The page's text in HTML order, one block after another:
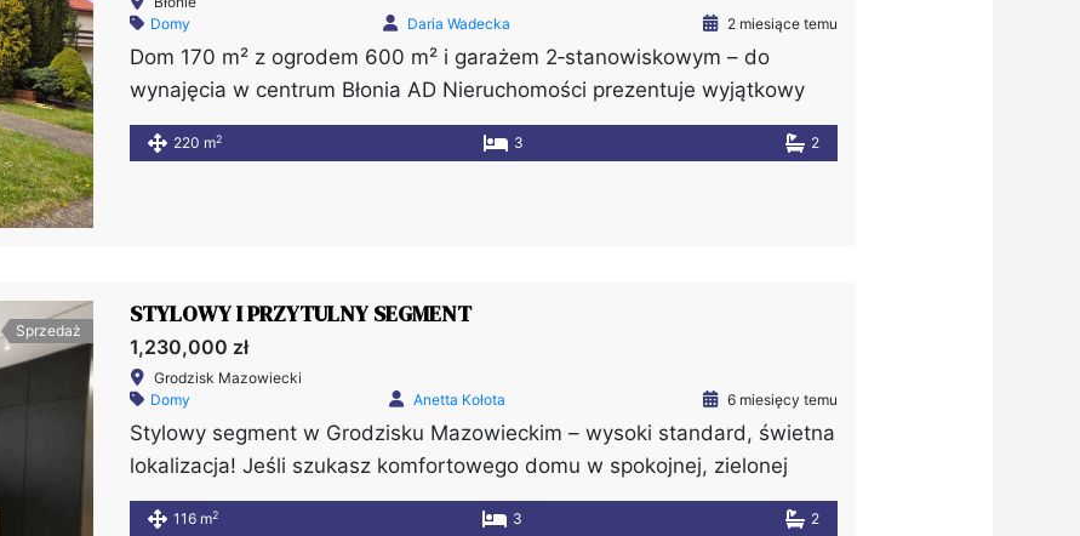
Domy
Daria Wadecka 2 miesiące temu
Dom 170 m² z ogrodem 600 m² i garażem 2‑stanowiskowym – do
wynajęcia w centrum Błonia AD Nieruchomości prezentuje wyjątkowy
dom do wynajęcia w Błoniu, który łączy przestrzeń, komfort oraz
doskonałą lokalizację. Nieruchomość znajduje się w ścisłym centrum
220 m2 3 2
Sprzedaż
STYLOWY I PRZYTULNY SEGMENT
1,230,000 zł
Grodzisk Mazowiecki
Domy
Anetta Kołota 6 miesięcy temu
Stylowy segment w Grodzisku Mazowieckim – wysoki standard, świetna
lokalizacja! Jeśli szukasz komfortowego domu w spokojnej, zielonej
okolicy, a jednocześnie blisko miasta – ta oferta jest dla Ciebie!
116 m2 3 2